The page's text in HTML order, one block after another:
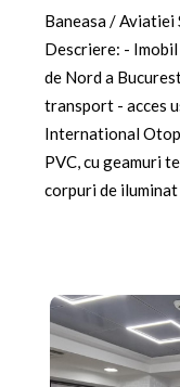
Baneasa /
Descriere: -
de Nord a
transport - acces
International
PVC, cu geamuri
corpuri de iluminat